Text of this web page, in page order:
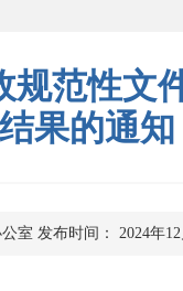
规范性文
果的通知
室 发布时间： 2024年